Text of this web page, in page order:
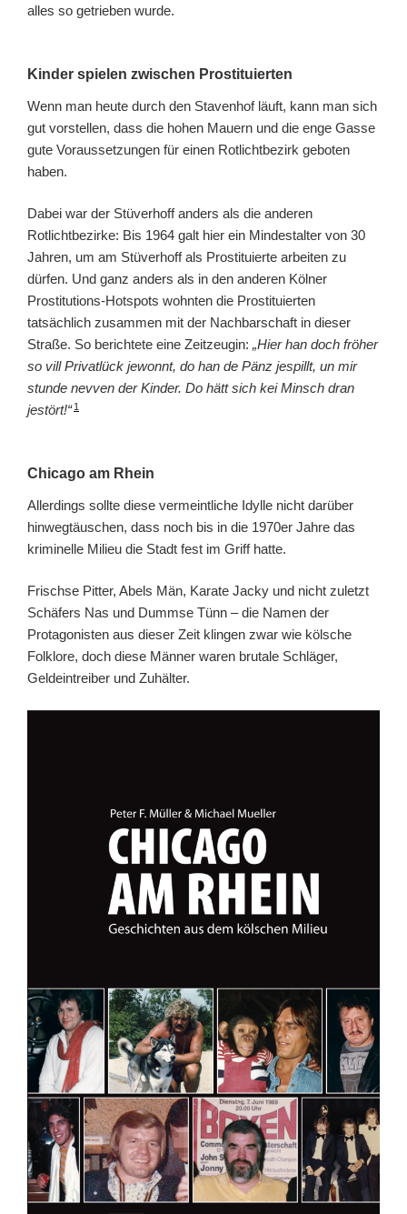
alles so getrieben wurde.
Kinder spielen zwischen Prostituierten
Wenn man heute durch den Stavenhof läuft, kann man sich
gut vorstellen, dass die hohen Mauern und die enge Gasse
gute Voraussetzungen für einen Rotlichtbezirk geboten
haben.
Dabei war der Stüverhoff anders als die anderen
Rotlichtbezirke: Bis 1964 galt hier ein Mindestalter von 30
Jahren, um am Stüverhoff als Prostituierte arbeiten zu
dürfen. Und ganz anders als in den anderen Kölner
Prostitutions-Hotspots wohnten die Prostituierten
tatsächlich zusammen mit der Nachbarschaft in dieser
Straße. So berichtete eine Zeitzeugin: „Hier han doch fröher
so vill Privatlück jewonnt, do han de Pänz jespillt, un mir
stunde nevven der Kinder. Do hätt sich kei Minsch dran
jestört!“ 1
Chicago am Rhein
Allerdings sollte diese vermeintliche Idylle nicht darüber
hinwegtäuschen, dass noch bis in die 1970er Jahre das
kriminelle Milieu die Stadt fest im Griff hatte.
Frischse Pitter, Abels Män, Karate Jacky und nicht zuletzt
Schäfers Nas und Dummse Tünn – die Namen der
Protagonisten aus dieser Zeit klingen zwar wie kölsche
Folklore, doch diese Männer waren brutale Schläger,
Geldeintreiber und Zuhälter.